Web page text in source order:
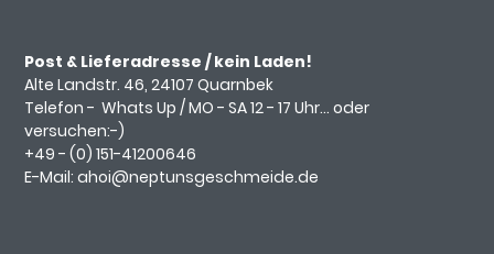
Post & Lieferadresse / kein Laden!
Alte Landstr. 46, 24107 Quarnbek
Telefon -Whats Up / MO - SA 12 - 17 Uhr... oder
versuchen:-)
+49 - (0)151-41200646
E-Mail:ahoi@neptunsgeschmeide.de